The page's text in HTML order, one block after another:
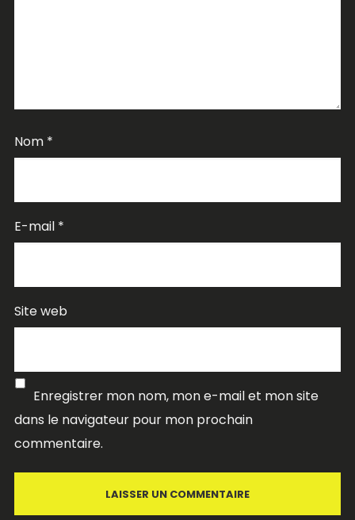
Nom *
E-mail *
Site web
Enregistrer mon nom, mon e-mail et mon site
dans le navigateur pour mon prochain
commentaire.